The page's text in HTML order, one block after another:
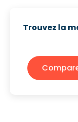
Trouvez la